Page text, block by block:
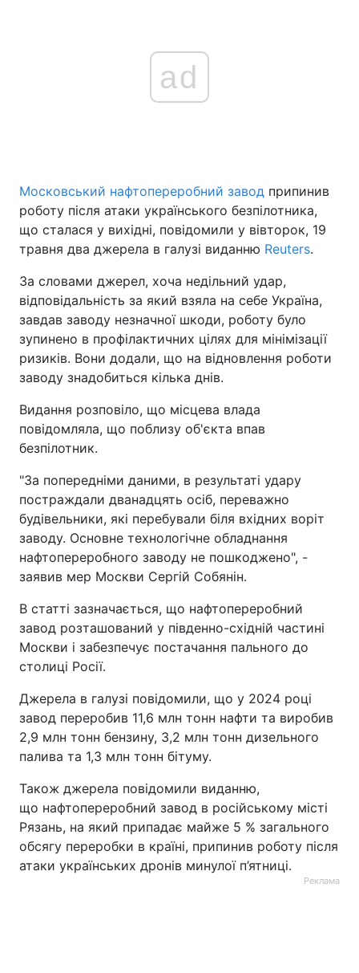
ad
Московський нафтопереробний завод припинив
роботу після атаки українського безпілотника,
що сталася у вихідні, повідомили у вівторок, 19
травня два джерела в галузі виданню Reuters.
За словами джерел, хоча недільний удар,
відповідальність за який взяла на себе Україна,
завдав заводу незначної шкоди, роботу було
зупинено в профілактичних цілях для мінімізації
ризиків. Вони додали, що на відновлення роботи
заводу знадобиться кілька днів.
Видання розповіло, що місцева влада
повідомляла, що поблизу об'єкта впав
безпілотник.
"За попередніми даними, в результаті удару
постраждали дванадцять осіб, переважно
будівельники, які перебували біля вхідних воріт
заводу. Основне технологічне обладнання
нафтопереробного заводу не пошкоджено", -
заявив мер Москви Сергій Собянін.
В статті зазначається, що нафтопереробний
завод розташований у південно-східній частині
Москви і забезпечує постачання пального до
столиці Росії.
Джерела в галузі повідомили, що у 2024 році
завод переробив 11,6 млн тонн нафти та виробив
2,9 млн тонн бензину, 3,2 млн тонн дизельного
палива та 1,3 млн тонн бітуму.
Також джерела повідомили виданню,
що нафтопереробний завод в російському місті
Рязань, на який припадає майже 5 % загального
обсягу переробки в країні, припинив роботу після
атаки українських дронів минулої п’ятниці.
Реклама